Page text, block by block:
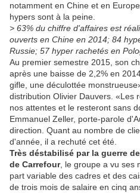
notamment en Chine et en
hypers sont à la peine.
> 63% du chiffre d'affaires est
ouverts en Chine en 2014; 84
Russie; 57 hyper rachetés en
Au premier semestre 2015, son
après une baisse de 2,2% en
gifle, une déculottée
distribution Olivier Dauvers. «Les
nos attentes et le resteront sans
Emmanuel Zeller, porte-parole
direction. Quant au nombre de
d'année, il a rechuté cet été.
Très déstabilisé par la guerre
de Carrefour, le groupe a vu ses
part variable des cadres et des
de trois mois de salaire en cinq